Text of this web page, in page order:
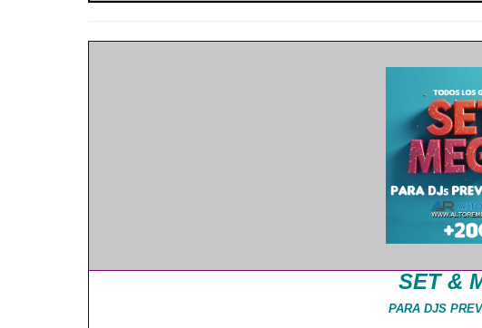
SET &
PARA DJS